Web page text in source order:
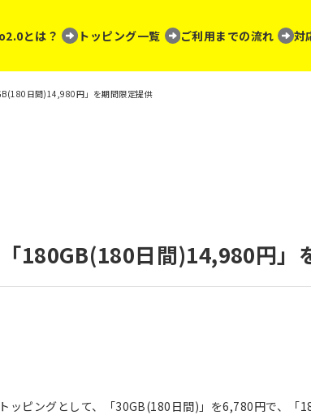
とは？ トッピング一覧 ご利用までの流れ 対
日間)14,980円」を期間限定提供
180GB(180日間)14,980円」
ピングとして、「30GB(180日間)」を6,780円で、「